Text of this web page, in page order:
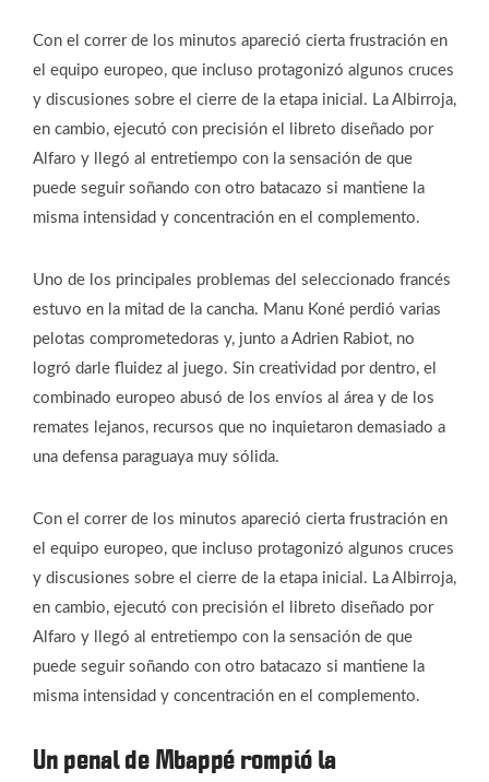
Con el correr de los minutos apareció cierta frustración en
el equipo europeo, que incluso protagonizó algunos cruces
y discusiones sobre el cierre de la etapa inicial. La Albirroja,
en cambio, ejecutó con precisión el libreto diseñado por
Alfaro y llegó al entretiempo con la sensación de que
puede seguir soñando con otro batacazo si mantiene la
misma intensidad y concentración en el complemento.
Uno de los principales problemas del seleccionado francés
estuvo en la mitad de la cancha. Manu Koné perdió varias
pelotas comprometedoras y, junto a Adrien Rabiot, no
logró darle fluidez al juego. Sin creatividad por dentro, el
combinado europeo abusó de los envíos al área y de los
remates lejanos, recursos que no inquietaron demasiado a
una defensa paraguaya muy sólida.
Con el correr de los minutos apareció cierta frustración en
el equipo europeo, que incluso protagonizó algunos cruces
y discusiones sobre el cierre de la etapa inicial. La Albirroja,
en cambio, ejecutó con precisión el libreto diseñado por
Alfaro y llegó al entretiempo con la sensación de que
puede seguir soñando con otro batacazo si mantiene la
misma intensidad y concentración en el complemento.
Un penal de Mbappé rompió la